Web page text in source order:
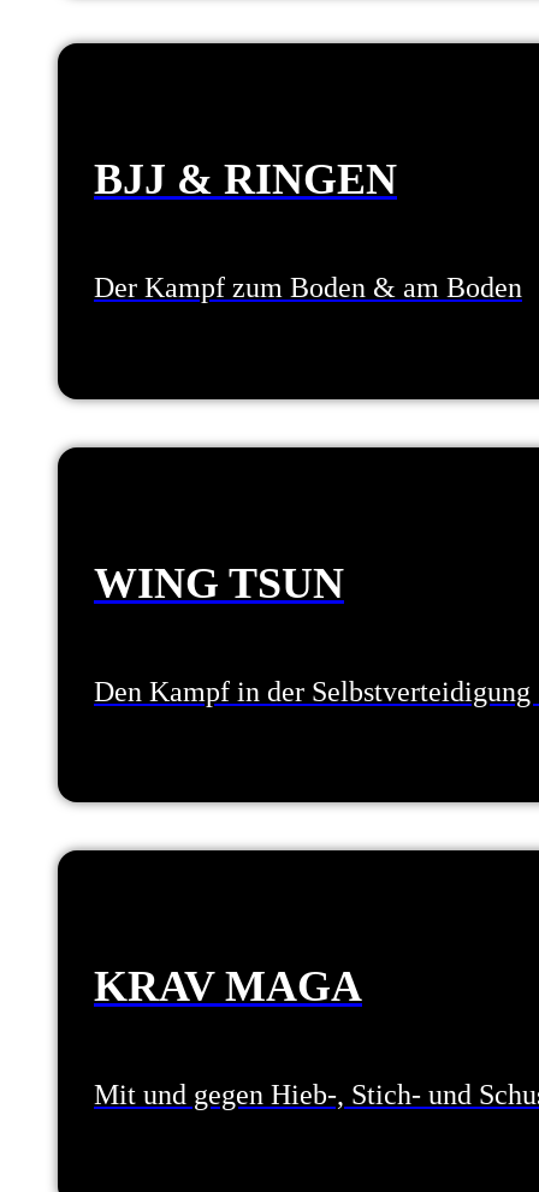
BJJ & RINGEN
Der Kampf zum Boden & am Boden
WING TSUN
Den Kampf in der
KRAV MAGA
Mit und gegen Hieb-, Stich- und